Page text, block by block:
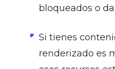
bloqueados o
Si tienes
renderizado es